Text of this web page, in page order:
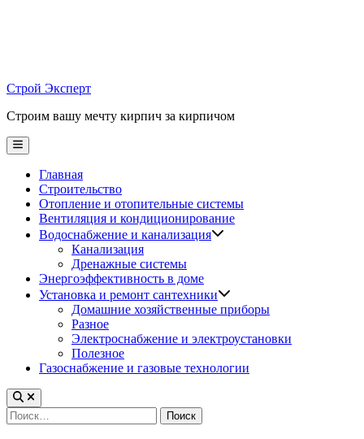
Строй Эксперт
Строим вашу мечту кирпич за кирпичом
Main
Menu
Главная
Строительство
Отопление и отопительные системы
Вентиляция и кондиционирование
Водоснабжение и канализация
Канализация
Дренажные системы
Энергоэффективность в доме
Установка и ремонт сантехники
Домашние хозяйственные приборы
Разное
Электроснабжение и электроустановки
Полезное
Газоснабжение и газовые технологии
Найти: